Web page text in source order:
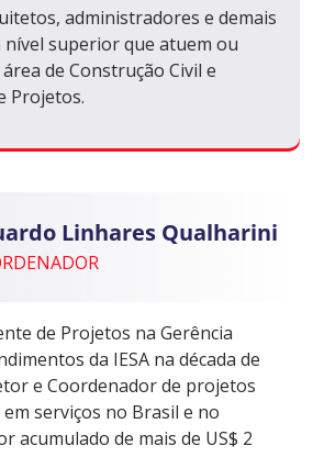
administradores e demais
superior que atuem ou
de Construção Civil e
Projetos.
Linhares Qualharini
de Projetos na Gerência
da IESA na década de
e Coordenador de projetos
serviços no Brasil e no
acumulado de mais de US$ 2